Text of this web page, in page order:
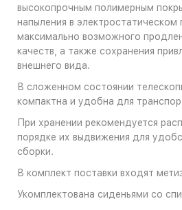
высокопрочным полимерным
напыления в электростатическом
максимально возможного
качеств, а также сохранения
внешнего вида.
В сложенном состоянии
компактна и удобна для
При хранении рекомендуется
порядке их выдвижения для
сборки.
В комплект поставки входят
Укомплектована сиденьями со